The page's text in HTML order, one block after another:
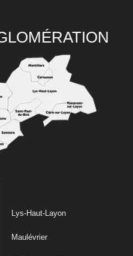
Lys-Haut-Layon
Maulévrier